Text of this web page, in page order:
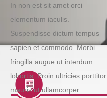
In non est sit amet orci
elementum iaculis.
Suspendisse dictum tempus
sapien et commodo. Morbi
fringilla augue ut interdum
lobortis. Proin ultricies porttitor
mauris ut ullamcorper.